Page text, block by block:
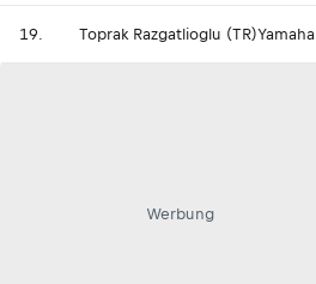
19. Toprak Razgatlioglu (TR)Yamaha
Werbung